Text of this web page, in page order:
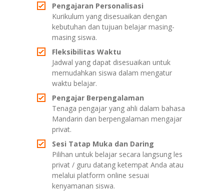
Pengajaran Personalisasi
Kurikulum yang disesuaikan dengan
kebutuhan dan tujuan belajar masing-
masing siswa.
Fleksibilitas Waktu
Jadwal yang dapat disesuaikan untuk
memudahkan siswa dalam mengatur
waktu belajar.
Pengajar Berpengalaman
Tenaga pengajar yang ahli dalam bahasa
Mandarin dan berpengalaman mengajar
privat.
Sesi Tatap Muka dan Daring
Pilihan untuk belajar secara langsung les
privat / guru datang ketempat Anda atau
melalui platform online sesuai
kenyamanan siswa.